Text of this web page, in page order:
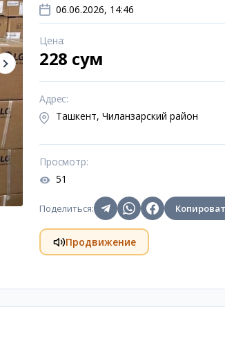
06.06.2026, 14:46
Цена:
228 сум
Адрес:
Ташкент, Чиланзарский район
Просмотр:
51
Поделиться:
Продвижение